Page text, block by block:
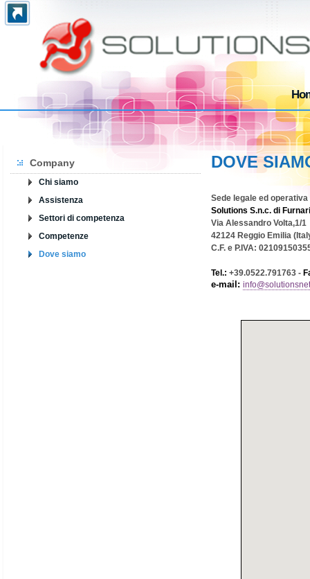
Company
Chi siamo
Assistenza
Settori di competenza
Competenze
Dove siamo
DOVE
Sede legale ed operativa
Solutions S.n.c. di
Via Alessandro Volta,1/1
42124 Reggio Emilia
C.F. e P.IVA:
Tel.: +39.0522.791763 -
e-mail: